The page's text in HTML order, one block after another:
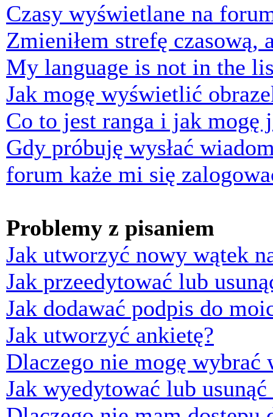
Czasy wyświetlane na
Zmieniłem strefę czasową,
My language is not in the
Jak mogę wyświetlić
Co to jest ranga i jak mogę
Gdy próbuję wysłać
forum każe mi się
Problemy z pisaniem
Jak utworzyć nowy wątek
Jak przeedytować lub
Jak dodawać podpis do
Jak utworzyć ankietę?
Dlaczego nie mogę wybrać
Jak wyedytować lub usunąć